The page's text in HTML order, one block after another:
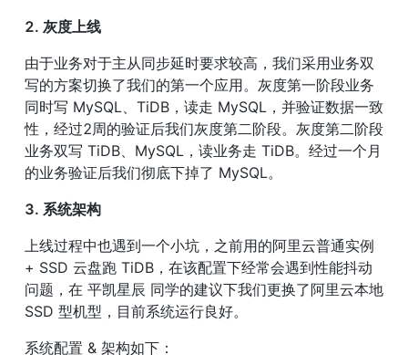
2. 灰度上线
由于业务对于主从同步延时要求较高，我们采用业务双
写的方案切换了我们的第一个应用。灰度第一阶段业务
同时写 MySQL、TiDB，读走 MySQL，并验证数据一致
性，经过2周的验证后我们灰度第二阶段。灰度第二阶段
业务双写 TiDB、MySQL，读业务走 TiDB。经过一个月
的业务验证后我们彻底下掉了 MySQL。
3. 系统架构
上线过程中也遇到一个小坑，之前用的阿里云普通实例
+ SSD 云盘跑 TiDB，在该配置下经常会遇到性能抖动
问题，在 平凯星辰 同学的建议下我们更换了阿里云本地
SSD 型机型，目前系统运行良好。
系统配置 & 架构如下：